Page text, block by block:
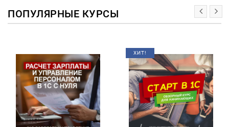
ПОПУЛЯРНЫЕ КУРСЫ
ХИТ!